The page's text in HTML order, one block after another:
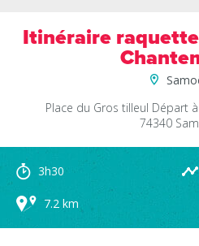
Itinéraire
Place du Gros tilleul Départ
74340
3h30
7.2 km